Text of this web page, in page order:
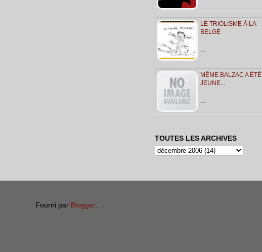
LE TRIOLISME À LA
BELGE
MÊME BALZAC A ÉTÉ
JEUNE...
TOUTES LES ARCHIVES
Fourni par Blogger.